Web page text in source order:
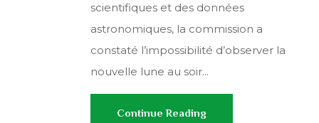
scientifiques et des données
astronomiques, la commission a
constaté l’impossibilité d’observer la
nouvelle lune au soir...
Continue Reading